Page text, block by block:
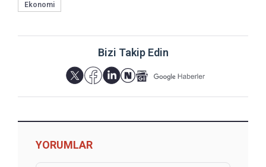
Ekonomi
Bizi Takip Edin
YORUMLAR